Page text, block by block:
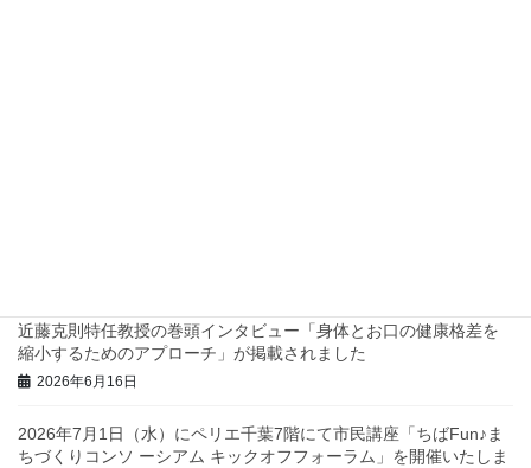
近藤克則特任教授の巻頭インタビュー「身体とお口の健康格差を
縮小するためのアプローチ」が掲載されました
2026年6月16日
2026年7月1日（水）にペリエ千葉7階にて市民講座「ちばFun♪ま
ちづくりコンソ ーシアム キックオフフォーラム」を開催いたしま